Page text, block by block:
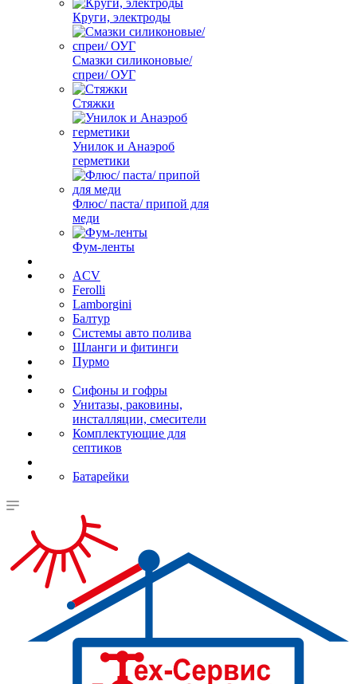
Круги, электроды
Смазки силиконовые/
спреи/ ОУГ
Стяжки
Унилок и Анаэроб
герметики
Флюс/ паста/ припой для
меди
Фум-ленты
ACV
Ferolli
Lamborgini
Балтур
Системы авто полива
Шланги и фитинги
Пурмо
Сифоны и гофры
Унитазы, раковины,
инсталляции, смесители
Комплектующие для
септиков
Батарейки